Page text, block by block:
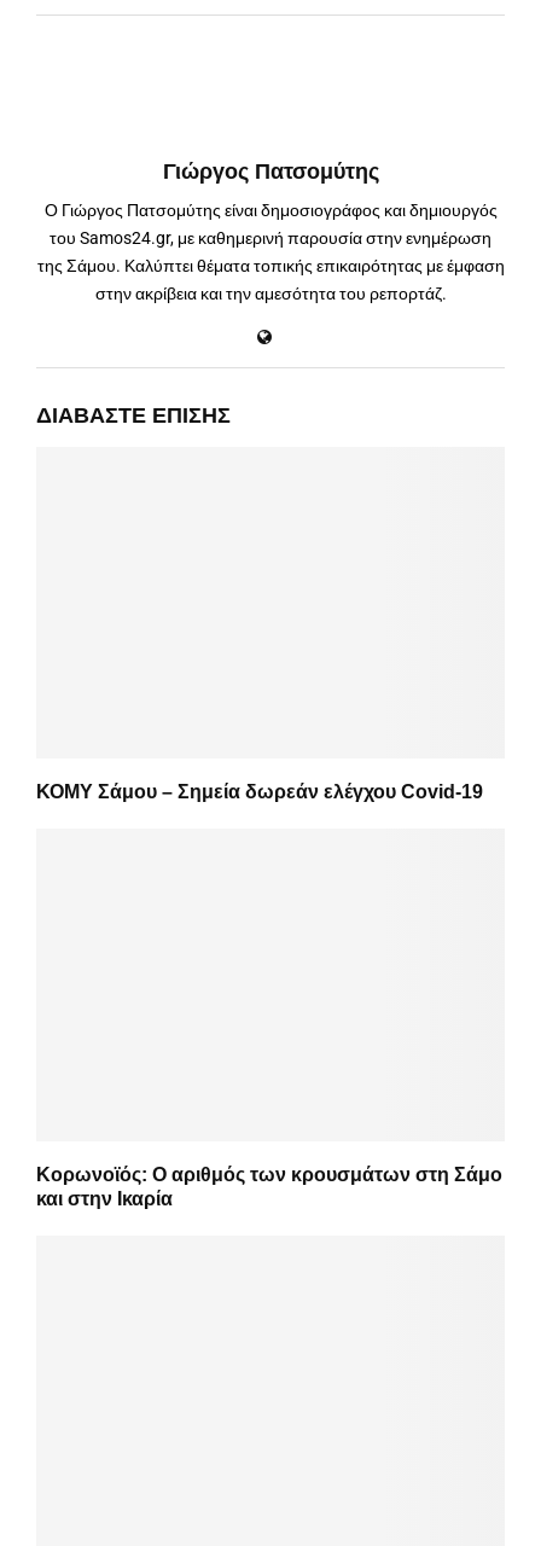
Γιώργος Πατσομύτης
Ο Γιώργος Πατσομύτης είναι δημοσιογράφος και δημιουργός
του Samos24.gr, με καθημερινή παρουσία στην ενημέρωση
της Σάμου. Καλύπτει θέματα τοπικής επικαιρότητας με έμφαση
στην ακρίβεια και την αμεσότητα του ρεπορτάζ.
ΔΙΑΒΆΣΤΕ ΕΠΊΣΗΣ
ΚΟΜΥ Σάμου – Σημεία δωρεάν ελέγχου Covid-19
Κορωνοϊός: Ο αριθμός των κρουσμάτων στη Σάμο
και στην Ικαρία